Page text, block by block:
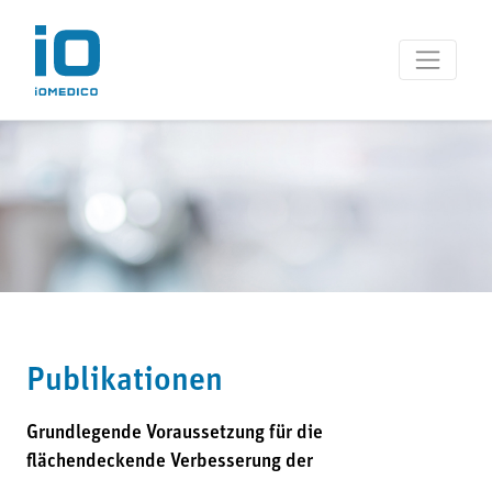
Publikationen
Grundlegende Voraussetzung für die
flächendeckende Verbesserung der